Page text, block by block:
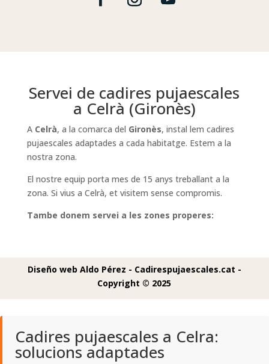
Servei de cadires pujaescales
a Celrà (Gironès)
A Celrà, a la comarca del Gironès, instal lem cadires
pujaescales adaptades a cada habitatge. Estem a la
nostra zona.
El nostre equip porta mes de 15 anys treballant a la
zona. Si vius a Celrà, et visitem sense compromis.
Tambe donem servei a les zones properes:
Diseño web Aldo Pérez - Cadirespujaescales.cat -
Copyright © 2025
Cadires pujaescales a Celra:
solucions adaptades